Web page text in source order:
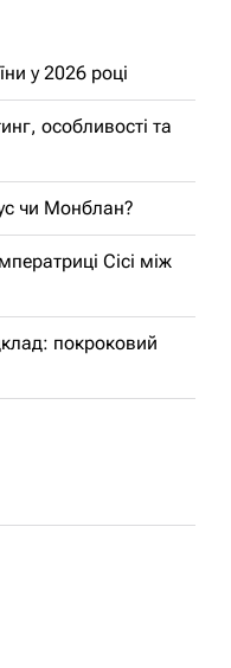
у 2026 році
особливості та
чи Монблан?
Сісі між
покроковий